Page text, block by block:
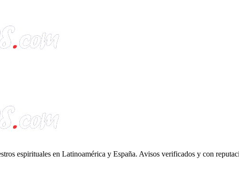
espirituales en Latinoamérica y España. Avisos verificados y con